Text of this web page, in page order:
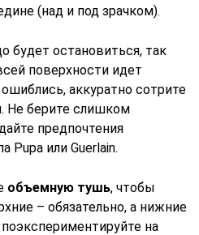
(над и под зрачком).
будет остановиться, так
поверхности идет
аккуратно сотрите
Не берите слишком
предпочтения
Pupa или Guerlain.
объемную тушь, чтобы
– обязательно, а нижние
на